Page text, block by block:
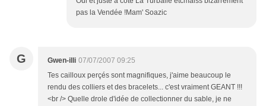
pas la Vendée !Mam' Soazic
G Gwen-illi 07/07/2007 09:25
Tes cailloux perçés sont magnifiques, j'aime beaucoup le
rendu des colliers et des bracelets... c'est vraiment GEANT !!!
<br /> Quelle drole d'idée de collectionner du sable, je ne